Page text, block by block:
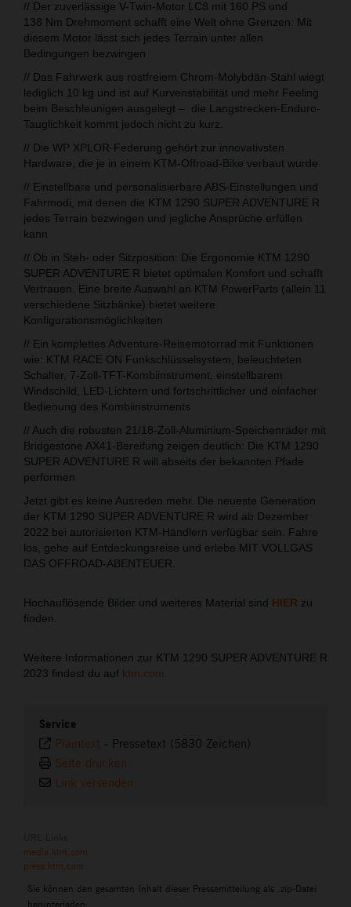
// Der zuverlässige V-Twin-Motor LC8 mit 160 PS und
138 Nm Drehmoment schafft eine Welt ohne Grenzen: Mit
diesem Motor lässt sich jedes Terrain unter allen
Bedingungen bezwingen
// Das Fahrwerk aus rostfreiem Chrom-Molybdän-Stahl wiegt
lediglich 10 kg und ist auf Kurvenstabilität und mehr Feeling
beim Beschleunigen ausgelegt – die Langstrecken-Enduro-
Tauglichkeit kommt jedoch nicht zu kurz.
// Die WP XPLOR-Federung gehört zur innovativsten
Hardware, die je in einem KTM-Offroad-Bike verbaut wurde
// Einstellbare und personalisierbare ABS-Einstellungen und
Fahrmodi, mit denen die KTM 1290 SUPER ADVENTURE R
jedes Terrain bezwingen und jegliche Ansprüche erfüllen
kann
// Ob in Steh- oder Sitzposition: Die Ergonomie KTM 1290
SUPER ADVENTURE R bietet optimalen Komfort und schafft
Vertrauen. Eine breite Auswahl an KTM PowerParts (allein 11
verschiedene Sitzbänke) bietet weitere
Konfigurationsmöglichkeiten
// Ein komplettes Adventure-Reisemotorrad mit Funktionen
wie: KTM RACE ON Funkschlüsselsystem, beleuchteten
Schalter, 7-Zoll-TFT-Kombiinstrument, einstellbarem
Windschild, LED-Lichtern und fortschrittlicher und einfacher
Bedienung des Kombiinstruments
// Auch die robusten 21/18-Zoll-Aluminium-Speichenräder mit
Bridgestone AX41-Bereifung zeigen deutlich: Die KTM 1290
SUPER ADVENTURE R will abseits der bekannten Pfade
performen
Jetzt gibt es keine Ausreden mehr. Die neueste Generation
der KTM 1290 SUPER ADVENTURE R wird ab Dezember
2022 bei autorisierten KTM-Händlern verfügbar sein. Fahre
los, gehe auf Entdeckungsreise und erlebe MIT VOLLGAS
DAS OFFROAD-ABENTEUER.
Hochauflösende Bilder und weiteres Material sind HIER zu
finden.
Weitere Informationen zur KTM 1290 SUPER ADVENTURE R
2023 findest du auf ktm.com.
Service
Plaintext - Pressetext (5830 Zeichen)
Seite drucken
Link versenden
media.ktm.com
press.ktm.com
Sie können den gesamten Inhalt dieser Pressemitteilung als .zip-Datei
herunterladen: